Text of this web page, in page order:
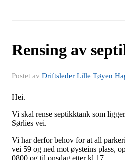
Rensing av
Postet av Driftsleder Lille Tøyen
Hei.
Vi skal rense septikktank som
Sørlies vei.
Vi har derfor behov for at all
vei 59 og ned mot øysteins plass,
0800 og til onsdag etter kl 17.